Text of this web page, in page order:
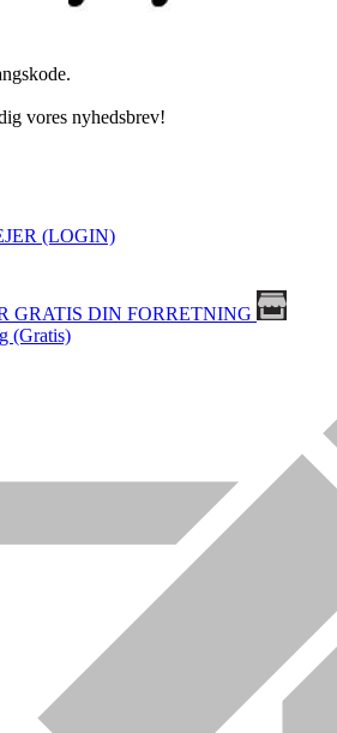
vores nyhedsbrev!
(LOGIN)
GRATIS DIN FORRETNING
(Gratis)